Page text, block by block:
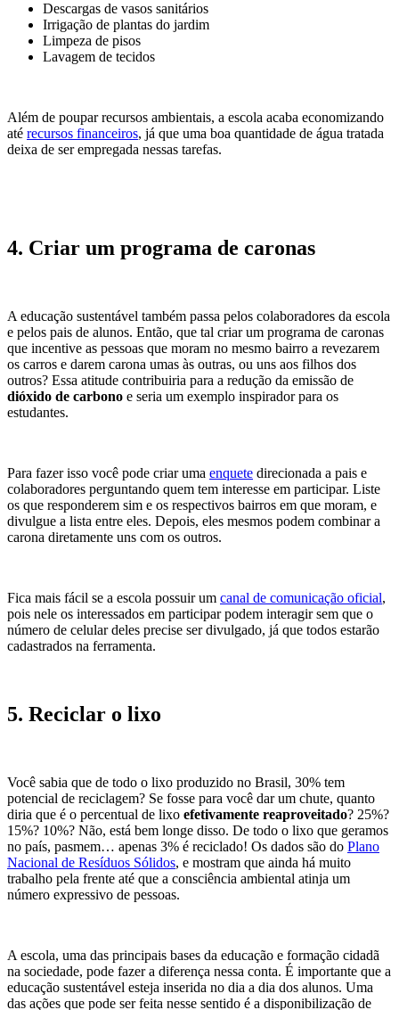
Descargas de vasos sanitários
Irrigação de plantas do jardim
Limpeza de pisos
Lavagem de tecidos
Além de poupar recursos ambientais, a escola acaba economizando
até recursos financeiros, já que uma boa quantidade de água tratada
deixa de ser empregada nessas tarefas.
4. Criar um programa de caronas
A educação sustentável também passa pelos colaboradores da escola
e pelos pais de alunos. Então, que tal criar um programa de caronas
que incentive as pessoas que moram no mesmo bairro a revezarem
os carros e darem carona umas às outras, ou uns aos filhos dos
outros? Essa atitude contribuiria para a redução da emissão de
dióxido de carbono e seria um exemplo inspirador para os
estudantes.
Para fazer isso você pode criar uma enquete direcionada a pais e
colaboradores perguntando quem tem interesse em participar. Liste
os que responderem sim e os respectivos bairros em que moram, e
divulgue a lista entre eles. Depois, eles mesmos podem combinar a
carona diretamente uns com os outros.
Fica mais fácil se a escola possuir um canal de comunicação oficial,
pois nele os interessados em participar podem interagir sem que o
número de celular deles precise ser divulgado, já que todos estarão
cadastrados na ferramenta.
5. Reciclar o lixo
Você sabia que de todo o lixo produzido no Brasil, 30% tem
potencial de reciclagem? Se fosse para você dar um chute, quanto
diria que é o percentual de lixo efetivamente reaproveitado? 25%?
15%? 10%? Não, está bem longe disso. De todo o lixo que geramos
no país, pasmem… apenas 3% é reciclado! Os dados são do Plano
Nacional de Resíduos Sólidos, e mostram que ainda há muito
trabalho pela frente até que a consciência ambiental atinja um
número expressivo de pessoas.
A escola, uma das principais bases da educação e formação cidadã
na sociedade, pode fazer a diferença nessa conta. É importante que a
educação sustentável esteja inserida no dia a dia dos alunos. Uma
das ações que pode ser feita nesse sentido é a disponibilização de